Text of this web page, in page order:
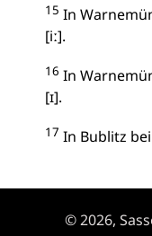
15 In
[iː].
16 In
[ɪ].
17 In Bublitz
© 2026,